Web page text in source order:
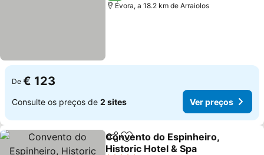
Évora, a 18.2 km de Arraiolos
De € 123
Consulte os preços de 2 sites Ver preços
PartilharAdicionar aos favoritos
Convento do Espinheiro,
Historic Hotel & Spa